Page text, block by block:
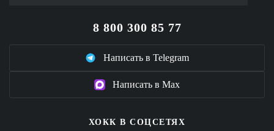
8 800 300 85 77
Написать в Telegram
Написать в Max
ХОКК В СОЦСЕТЯХ